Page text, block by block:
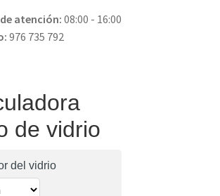
atención:08:00 - 16:00
976 735 792
de vidrio
del vidrio